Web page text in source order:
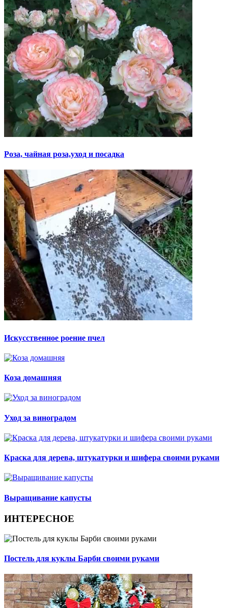
Роза, чайная роза,уход и посадка
Искусственное роение пчел
Коза домашняя
Уход за виноградом
Краска для дерева, штукатурки и шифера своими руками
Выращивание капусты
ИНТЕРЕСНОЕ
Постель для куклы Барби своими руками